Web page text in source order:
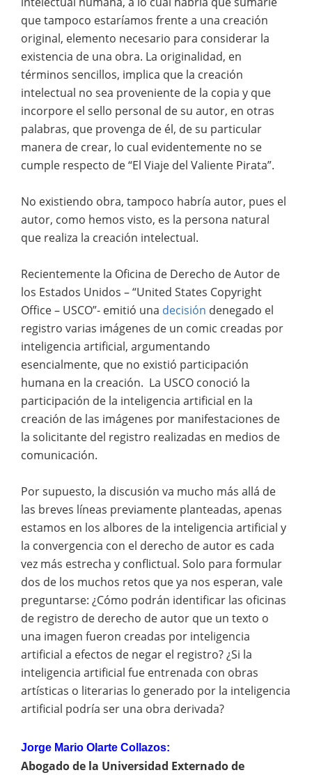
que tampoco estaríamos frente a una creación
original, elemento necesario para considerar la
existencia de una obra. La originalidad, en
términos sencillos, implica que la creación
intelectual no sea proveniente de la copia y que
incorpore el sello personal de su autor, en otras
palabras, que provenga de él, de su particular
manera de crear, lo cual evidentemente no se
cumple respecto de “El Viaje del Valiente Pirata”.
No existiendo obra, tampoco habría autor, pues el
autor, como hemos visto, es la persona natural
que realiza la creación intelectual.
Recientemente la Oficina de Derecho de Autor de
los Estados Unidos – “United States Copyright
Office – USCO”- emitió una decisión denegado el
registro varias imágenes de un comic creadas por
inteligencia artificial, argumentando
esencialmente, que no existió participación
humana en la creación. La USCO conoció la
participación de la inteligencia artificial en la
creación de las imágenes por manifestaciones de
la solicitante del registro realizadas en medios de
comunicación.
Por supuesto, la discusión va mucho más allá de
las breves líneas previamente planteadas, apenas
estamos en los albores de la inteligencia artificial y
la convergencia con el derecho de autor es cada
vez más estrecha y conflictual. Solo para formular
dos de los muchos retos que ya nos esperan, vale
preguntarse: ¿Cómo podrán identificar las oficinas
de registro de derecho de autor que un texto o
una imagen fueron creadas por inteligencia
artificial a efectos de negar el registro? ¿Si la
inteligencia artificial fue entrenada con obras
artísticas o literarias lo generado por la inteligencia
artificial podría ser una obra derivada?
Jorge Mario Olarte Collazos:
Abogado de la Universidad Externado de